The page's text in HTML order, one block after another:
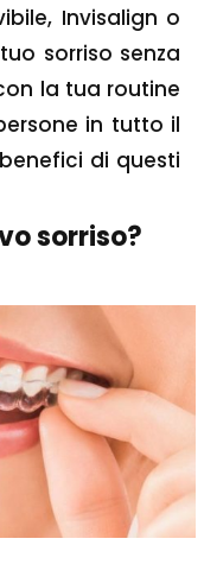
Invisalign o
sorriso senza
la tua routine
in tutto il
di questi
sorriso?